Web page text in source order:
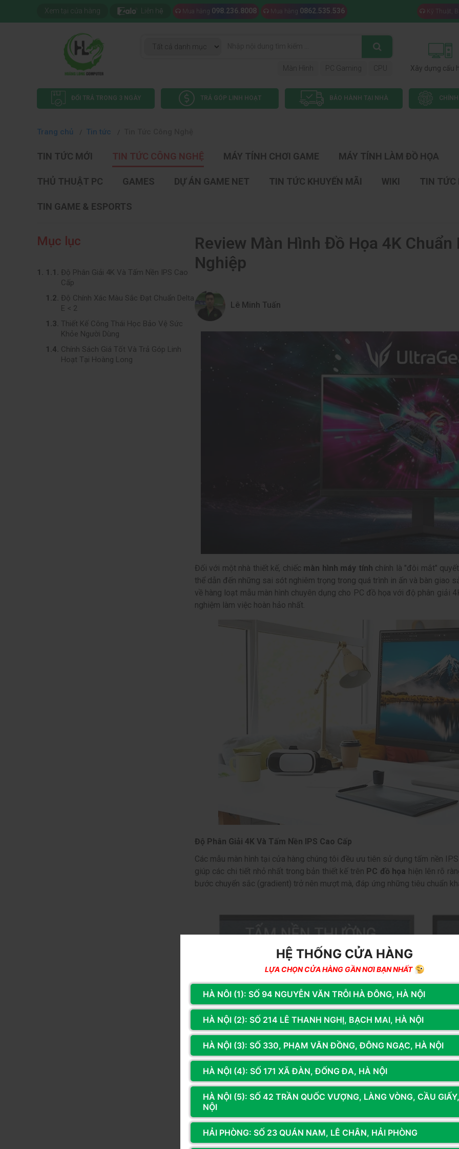
Xem tại cửa hàng Liên hệ Mua hàng 098.236.8008 Mua hàng 0862.535.536 Kỹ Thuật,
Màn Hình PC Gaming CPU Xây dựng cấu
ĐỔI TRẢ TRONG 3 NGÀY TRẢ GÓP LINH HOẠT BẢO HÀNH TẠI NHÀ
Trang chủ Tin tức
TIN TỨC MỚI TIN TỨC CÔNG NGHỆ MÁY TÍNH CHƠI GAME MÁY TÍNH LÀM ĐỒ HỌA
THỦ THUẬT PC GAMES DỰ ÁN GAME NET TIN TỨC KHUYẾN MÃI WIKI TIN TỨC
TIN GAME & ESPORTS
Mục lục
Độ Phân Giải 4K Và Tấm Nền IPS Cao
Cấp
Độ Chính Xác Màu Sắc Đạt Chuẩn Delta
E < 2
Thiết Kế Công Thái Học Bảo Vệ Sức
Khỏe Người Dùng
Chính Sách Giá Tốt Và Trả Góp Linh
Hoạt Tại Hoàng Long
Review Màn Hình Đồ Họa 4K
Nghiệp
Lê Minh Tuấn
Đối với một nhà thiết kế, chiếc màn hình máy tính chính là "đôi mắt"
thể dẫn đến những sai sót nghiêm trọng trong quá trình in ấn và bàn giao
về hàng loạt mẫu màn hình chuyên dụng cho PC đồ họa với độ phân giải
nghiệm làm việc hoàn hảo nhất.
Độ Phân Giải 4K Và Tấm Nền IPS Cao Cấp
Các mẫu màn hình tại cửa hàng chúng tôi đều ưu tiên sử dụng tấm nền
giúp các chi tiết nhỏ nhất trong bản thiết kế trên PC đồ họa hiện lên rõ
bước chuyển sắc (gradient) trở nên mượt mà, đáp ứng những tiêu chuẩn
HỆ THỐNG CỬA HÀNG
LỰA CHỌN CỬA HÀNG GẦN NƠI BẠN NHẤT
HÀ NÔI (1): SỐ 94 NGUYỄN VĂN TRỖI HÀ ĐÔNG, HÀ NỘI
HÀ NỘI (2): SỐ 214 LÊ THANH NGHỊ, BẠCH MAI, HÀ NỘI
HÀ NỘI (3): SỐ 330, PHẠM VĂN ĐỒNG, ĐÔNG NGẠC, HÀ NỘI
HÀ NỘI (4): SỐ 171 XÃ ĐÀN, ĐỐNG ĐA, HÀ NỘI
HÀ NỘI (5): SỐ 42 TRẦN QUỐC VƯỢNG, LÀNG VÒNG, CẦU
NỘI
HẢI PHÒNG: SỐ 23 QUÁN NAM, LÊ CHÂN, HẢI PHÒNG